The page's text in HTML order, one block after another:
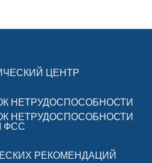
ЦЕНТР
НЕТРУДОСПОСОБНОСТИ
НЕТРУДОСПОСОБНОСТИ
ФСС
РЕКОМЕНДАЦИЙ